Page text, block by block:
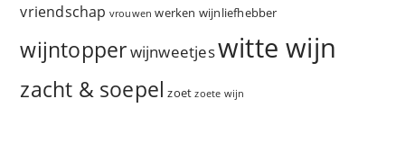
vriendschap vrouwen werken wijnliefhebber
wijntopperwijnweetjeswitte wijn
zacht & soepel zoet zoete wijn